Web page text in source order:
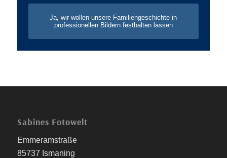
Ja, wir wollen unsere Familiengeschichte in
professionellen Bildern festhalten lassen
Sabines Fotowelt
Emmeramstraße
85737 Ismaning